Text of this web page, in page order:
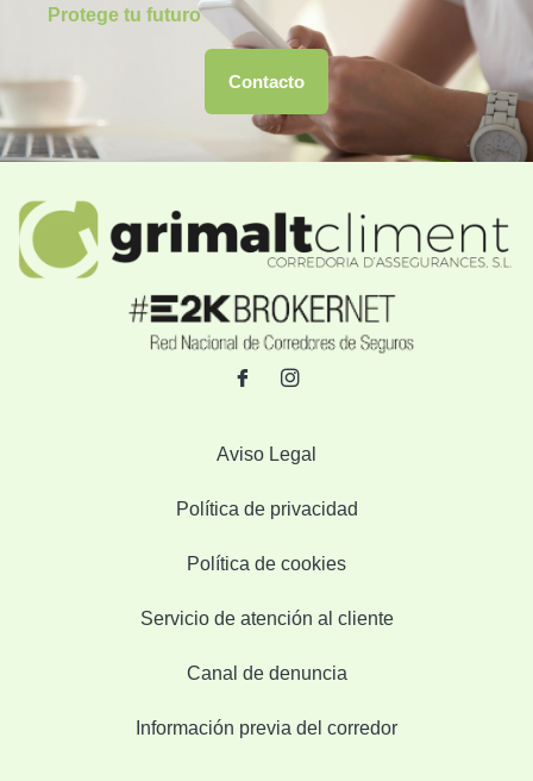
Protege tu futuro
Contacto
Aviso Legal
Política de privacidad
Política de cookies
Servicio de atención al cliente
Canal de denuncia
Información previa del corredor